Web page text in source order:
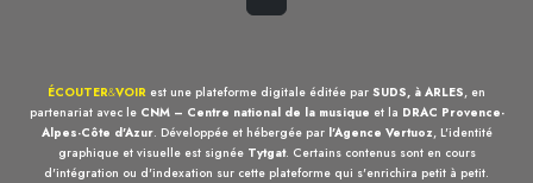
ÉCOUTER&VOIR est une plateforme digitale éditée par SUDS, à ARLES, en
partenariat avec le CNM – Centre national de la musique et la DRAC Provence-
Alpes-Côte d'Azur. Développée et hébergée par l'Agence Vertuoz, L'identité
graphique et visuelle est signée Tytgat. Certains contenus sont en cours
d'intégration ou d'indexation sur cette plateforme qui s'enrichira petit à petit.